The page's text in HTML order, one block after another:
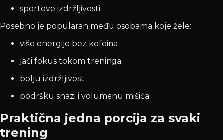
sportove izdržljivosti
Posebno je popularan među osobama koje žele:
više energije bez kofeina
jači fokus tokom treninga
bolju izdržljivost
podršku snazi i volumenu mišića
Praktična jedna porcija za svaki
trening